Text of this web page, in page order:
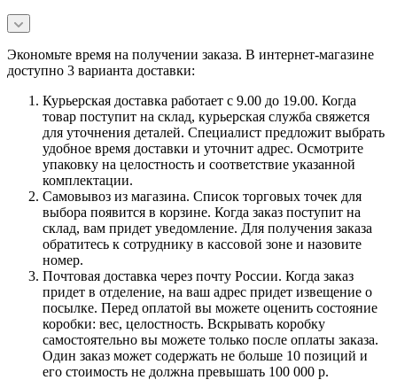
Экономьте время на получении заказа. В интернет-магазине
доступно 3 варианта доставки:
Курьерская доставка работает с 9.00 до 19.00. Когда
товар поступит на склад, курьерская служба свяжется
для уточнения деталей. Специалист предложит выбрать
удобное время доставки и уточнит адрес. Осмотрите
упаковку на целостность и соответствие указанной
комплектации.
Самовывоз из магазина. Список торговых точек для
выбора появится в корзине. Когда заказ поступит на
склад, вам придет уведомление. Для получения заказа
обратитесь к сотруднику в кассовой зоне и назовите
номер.
Почтовая доставка через почту России. Когда заказ
придет в отделение, на ваш адрес придет извещение о
посылке. Перед оплатой вы можете оценить состояние
коробки: вес, целостность. Вскрывать коробку
самостоятельно вы можете только после оплаты заказа.
Один заказ может содержать не больше 10 позиций и
его стоимость не должна превышать 100 000 р.